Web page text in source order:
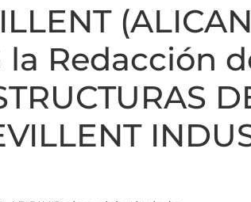
la Redacción